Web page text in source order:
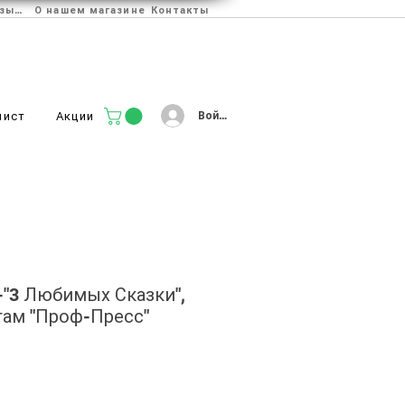
Отзывы О нашем магазине Контакты
Акции Войти
Любимых Сказки",
"Проф-Пресс"